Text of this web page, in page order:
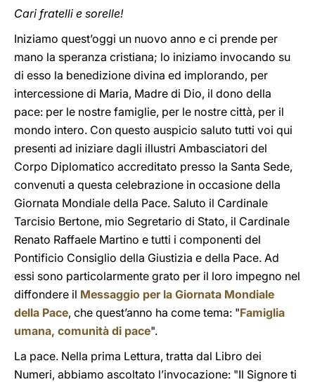
Cari fratelli e sorelle!
Iniziamo quest’oggi un nuovo anno e ci prende per
mano la speranza cristiana; lo iniziamo invocando su
di esso la benedizione divina ed implorando, per
intercessione di Maria, Madre di Dio, il dono della
pace: per le nostre famiglie, per le nostre città, per il
mondo intero. Con questo auspicio saluto tutti voi qui
presenti ad iniziare dagli illustri Ambasciatori del
Corpo Diplomatico accreditato presso la Santa Sede,
convenuti a questa celebrazione in occasione della
Giornata Mondiale della Pace. Saluto il Cardinale
Tarcisio Bertone, mio Segretario di Stato, il Cardinale
Renato Raffaele Martino e tutti i componenti del
Pontificio Consiglio della Giustizia e della Pace. Ad
essi sono particolarmente grato per il loro impegno nel
diffondere il Messaggio per la Giornata Mondiale
della Pace, che quest’anno ha come tema: "Famiglia
umana, comunità di pace".
La pace. Nella prima Lettura, tratta dal Libro dei
Numeri, abbiamo ascoltato l’invocazione: "Il Signore ti